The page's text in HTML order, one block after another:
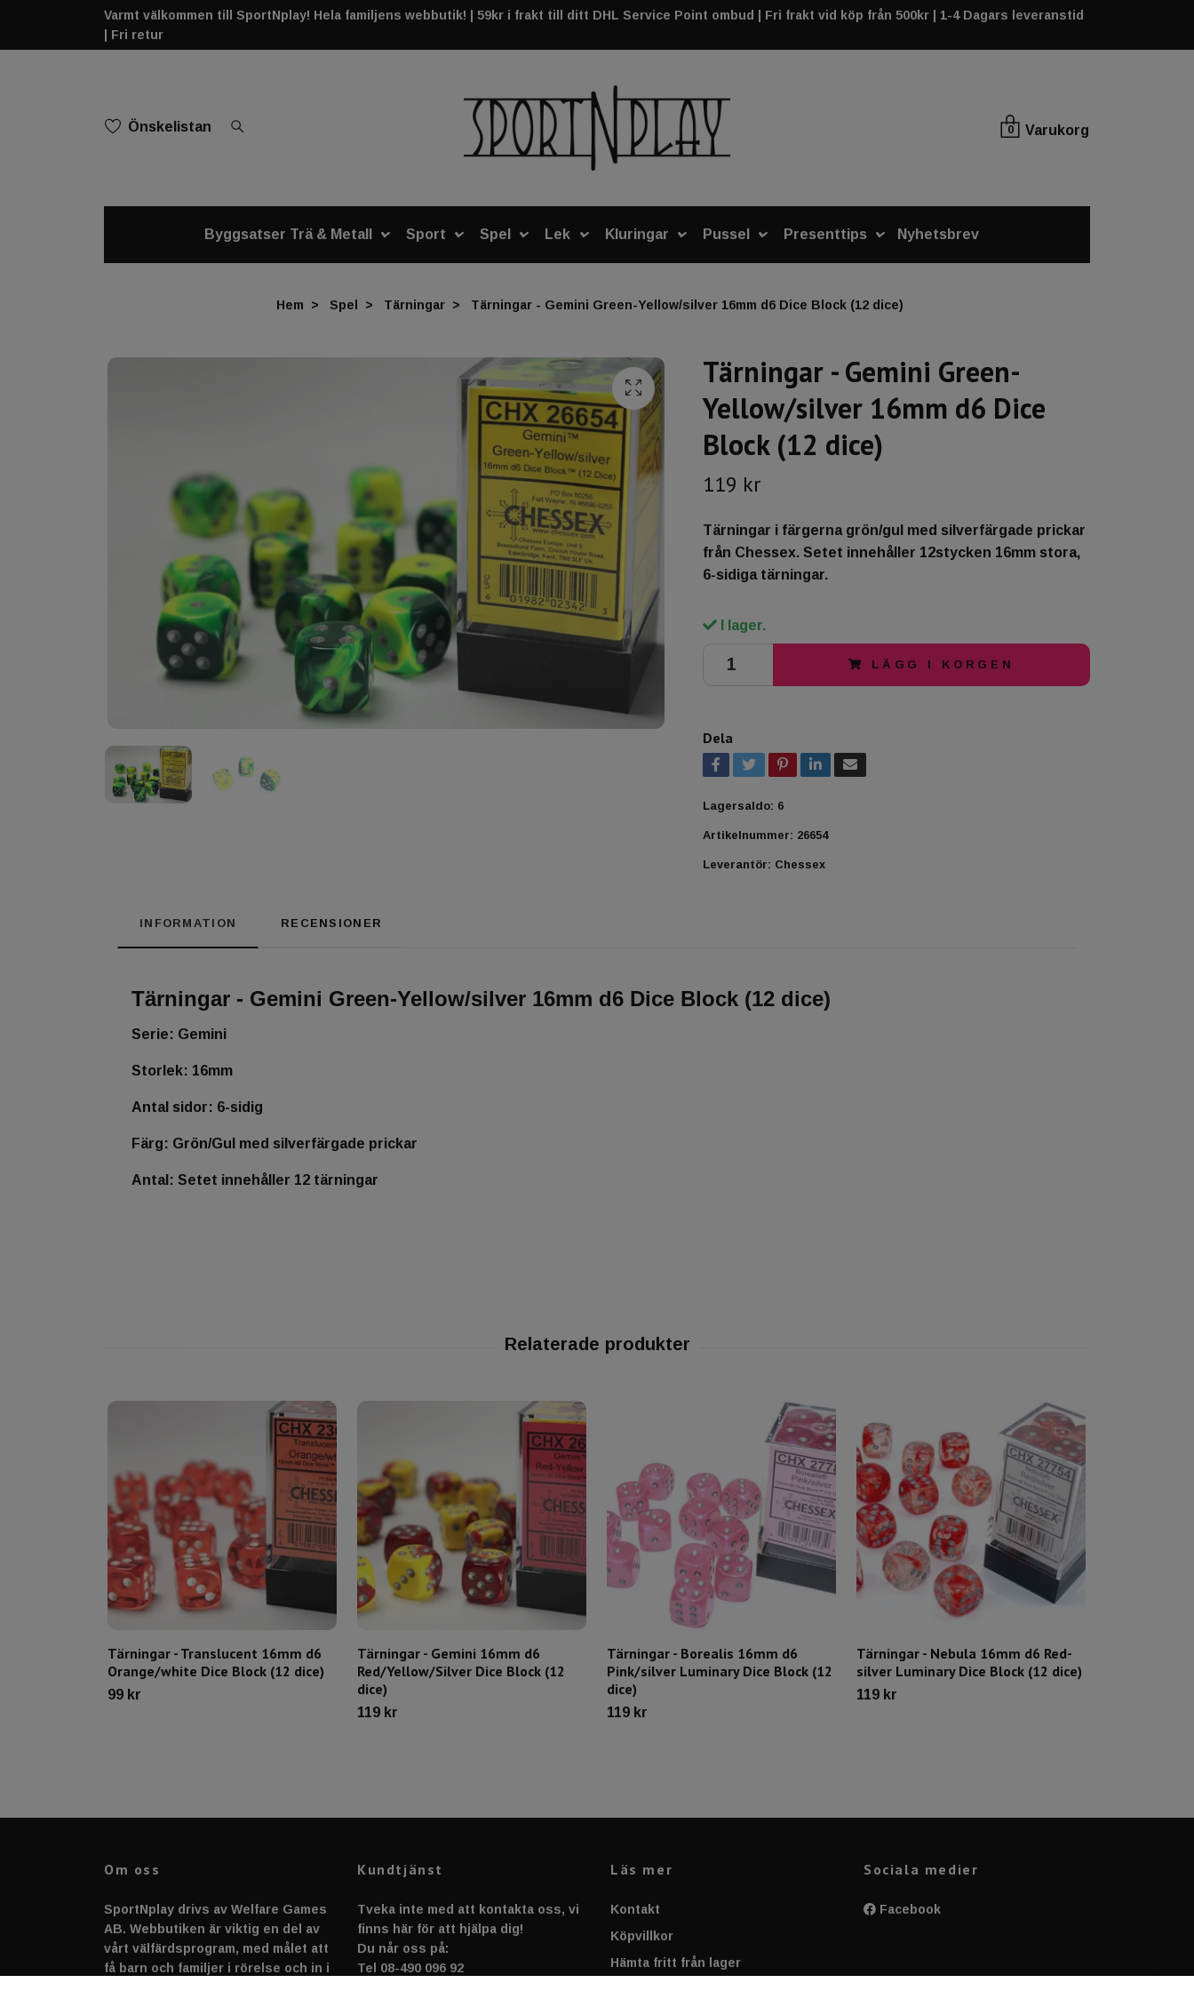
Varmt välkommen till SportNplay! Hela familjens webbutik! | 59kr i frakt till ditt DHL Service Point ombud | Fri frakt vid köp från 500kr | 1-4 Dagars leveranstid
| Fri retur
Önskelistan 0 Varukorg
Byggsatser Trä & Metall Sport Spel Lek Kluringar Pussel Presenttips Nyhetsbrev
Hem Spel Tärningar Tärningar - Gemini Green-Yellow/silver 16mm d6 Dice Block (12 dice)
Tärningar - Gemini Green-
Yellow/silver 16mm d6 Dice
Block (12 dice)
119 kr
Tärningar i färgerna grön/gul med silverfärgade prickar
från Chessex. Setet innehåller 12stycken 16mm stora,
6-sidiga tärningar.
I lager.
LÄGG I KORGEN
Dela
Lagersaldo: 6
Artikelnummer: 26654
Leverantör: Chessex
INFORMATION RECENSIONER
Tärningar - Gemini Green-Yellow/silver 16mm d6 Dice Block (12 dice)
Serie: Gemini
Storlek: 16mm
Antal sidor: 6-sidig
Färg: Grön/Gul med silverfärgade prickar
Antal: Setet innehåller 12 tärningar
Tärningar - Translucent 16mm d6
Orange/white Dice Block (12 dice)
99 kr
Tärningar - Gemini 16mm d6
Red/Yellow/Silver Dice Block (12
dice)
119 kr
Tärningar - Borealis 16mm d6
Pink/silver Luminary Dice Block (12
dice)
119 kr
Tärningar - Nebula 16mm d6 Red-
silver Luminary Dice Block (12 dice)
119 kr
Om oss
SportNplay drivs av Welfare Games
AB. Webbutiken är viktig en del av
vårt välfärdsprogram, med målet att
få barn och familjer i rörelse och in i
Kundtjänst
Tveka inte med att kontakta oss, vi
finns här för att hjälpa dig!
Du når oss på:
Tel 08-490 096 92
Läs mer
Kontakt
Köpvillkor
Hämta fritt från lager
Sociala medier
Facebook